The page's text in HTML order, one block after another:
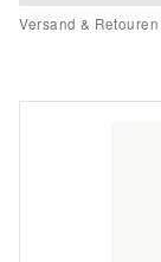
Versand & Retouren